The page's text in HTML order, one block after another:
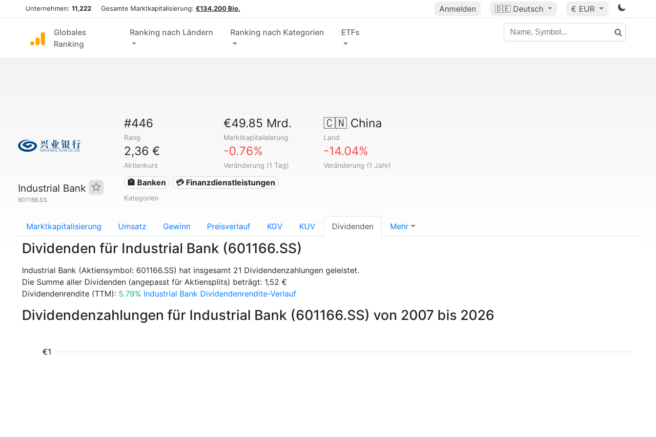
Unternehmen: 11,222 Gesamte Marktkapitalisierung: €134.200 Bio. Anmelden 🇩🇪 Deutsch € EUR
Globales
Ranking
Ranking nach Ländern Ranking nach Kategorien ETFs
Industrial Bank
601166.SS
#446
Rang
€49.85 Mrd.
Marktkapitalisierung
🇨🇳China
Land
2,36 €
Aktienkurs
-0.76%
Veränderung (1 Tag)
-14.04%
Veränderung (1 Jahr)
🏦 Banken 💳 Finanzdienstleistungen
Kategorien
Marktkapitalisierung Umsatz Gewinn Preisverlauf KGV KUV Dividenden Mehr
Dividenden für Industrial Bank (601166.SS)
Industrial Bank (Aktiensymbol: 601166.SS) hat insgesamt 21 Dividendenzahlungen geleistet.
Die Summe aller Dividenden (angepasst für Aktiensplits) beträgt: 1,52 €
Dividendenrendite (TTM): 5.79% Industrial Bank Dividendenrendite-Verlauf
Dividendenzahlungen für Industrial Bank (601166.SS) von 2007 bis 2026
€1